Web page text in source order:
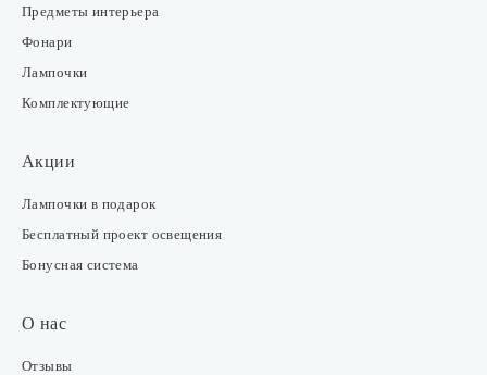
Предметы интерьера
Фонари
Лампочки
Комплектующие
Акции
Лампочки в подарок
Бесплатный проект освещения
Бонусная система
О нас
Отзывы